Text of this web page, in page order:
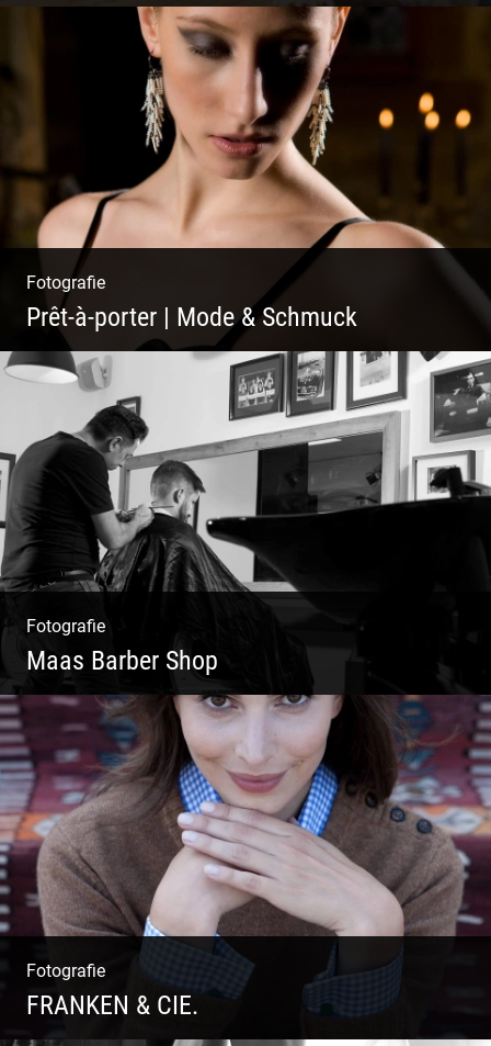
Lesen & Inspirieren | Messen & Verlegen |
Zeichnen & Malen | Planen & Bauen
Fotografie
Prêt-à-porter | Mode & Schmuck
Fotografie
Maas Barber Shop
Coole Bartstyles | Haircut & Shave | Farbe
& Schnitt | Creating Men
Fotografie
FRANKEN & CIE.